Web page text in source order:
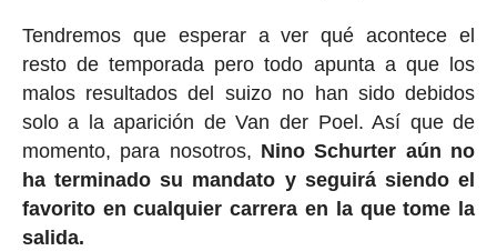
Tendremos que esperar a ver qué acontece el
resto de temporada pero todo apunta a que los
malos resultados del suizo no han sido debidos
solo a la aparición de Van der Poel. Así que de
momento, para nosotros, Nino Schurter aún no
ha terminado su mandato y seguirá siendo el
favorito en cualquier carrera en la que tome la
salida.